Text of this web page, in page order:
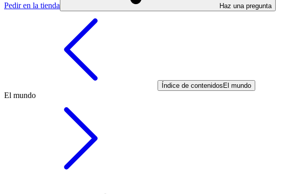
Pedir en la tienda Haz una pregunta
Índice de contenidos El mundo
El mundo